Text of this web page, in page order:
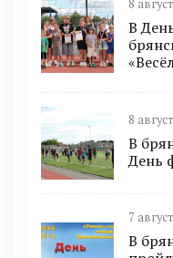
8
В
8
В
День
7
В